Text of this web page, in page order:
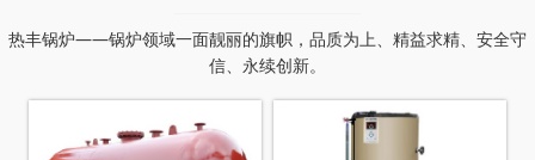
热丰锅炉——锅炉领域一面靓丽的旗帜，品质为上、精益求精、安全守
信、永续创新。